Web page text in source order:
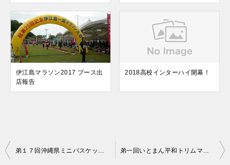
伊江島マラソン2017 ブース出
店報告
2018高校インターハイ開幕！
投